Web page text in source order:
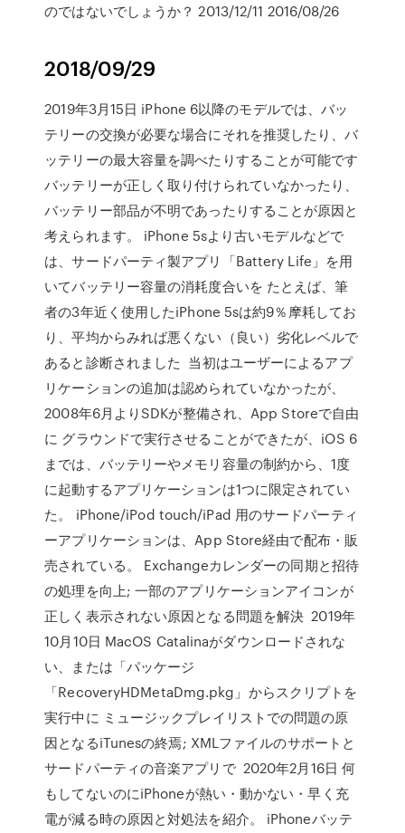
のではないでしょうか？ 2013/12/11 2016/08/26
2018/09/29
2019年3月15日 iPhone 6以降のモデルでは、バッ
テリーの交換が必要な場合にそれを推奨したり、バ
ッテリーの最大容量を調べたりすることが可能です
バッテリーが正しく取り付けられていなかったり、
バッテリー部品が不明であったりすることが原因と
考えられます。 iPhone 5sより古いモデルなどで
は、サードパーティ製アプリ「Battery Life」を用
いてバッテリー容量の消耗度合いを たとえば、筆
者の3年近く使用したiPhone 5sは約9％摩耗してお
り、平均からみれば悪くない（良い）劣化レベルで
あると診断されました 当初はユーザーによるアプ
リケーションの追加は認められていなかったが、
2008年6月よりSDKが整備され、App Storeで自由
に グラウンドで実行させることができたが、iOS 6
までは、バッテリーやメモリ容量の制約から、1度
に起動するアプリケーションは1つに限定されてい
た。 iPhone/iPod touch/iPad 用のサードパーティ
ーアプリケーションは、App Store経由で配布・販
売されている。 Exchangeカレンダーの同期と招待
の処理を向上; 一部のアプリケーションアイコンが
正しく表示されない原因となる問題を解決 2019年
10月10日 MacOS Catalinaがダウンロードされな
い、または「パッケージ
「RecoveryHDMetaDmg.pkg」からスクリプトを
実行中に ミュージックプレイリストでの問題の原
因となるiTunesの終焉; XMLファイルのサポートと
サードパーティの音楽アプリで 2020年2月16日 何
もしてないのにiPhoneが熱い・動かない・早く充
電が減る時の原因と対処法を紹介。 iPhoneバッテ